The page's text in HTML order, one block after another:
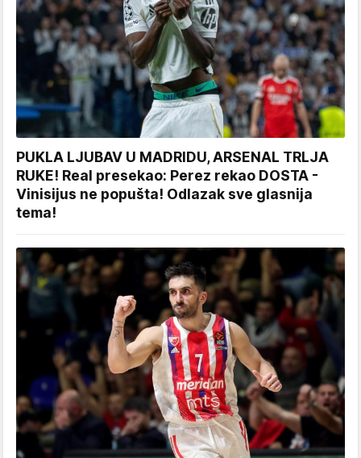
PUKLA LJUBAV U MADRIDU, ARSENAL TRLJA
RUKE! Real presekao: Perez rekao DOSTA -
Vinisijus ne popušta! Odlazak sve glasnija
tema!